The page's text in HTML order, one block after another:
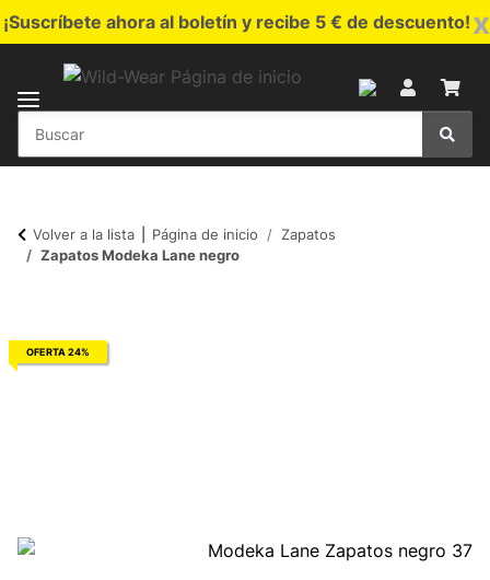
x
¡Suscríbete ahora al boletín y recibe 5 € de descuento!
Volver a la lista Página de inicio
Zapatos
Zapatos Modeka Lane negro
OFERTA 24%